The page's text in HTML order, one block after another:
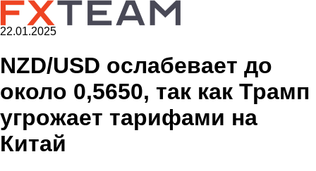
22.01.2025
NZD/USD ослабевает до
около 0,5650, так как Трамп
угрожает тарифами на
Китай